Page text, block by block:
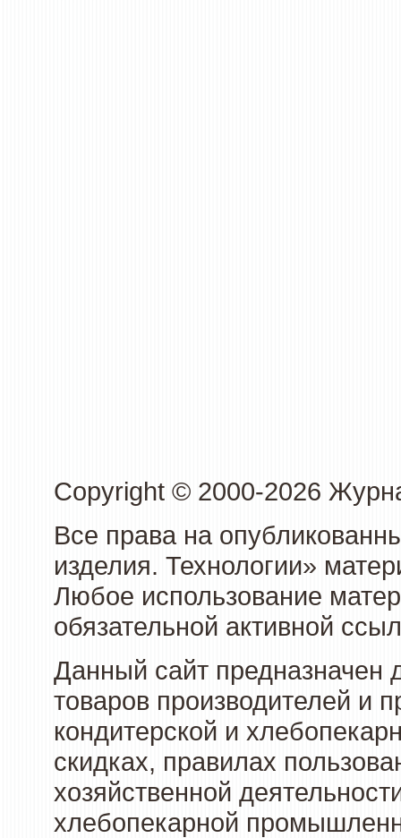
Copyright © 2000-2026
Все права на
изделия. Технологии»
Любое использование
обязательной активной
Данный сайт предназначен
товаров производителей и
кондитерской и
скидках, правилах
хозяйственной
хлебопекарной